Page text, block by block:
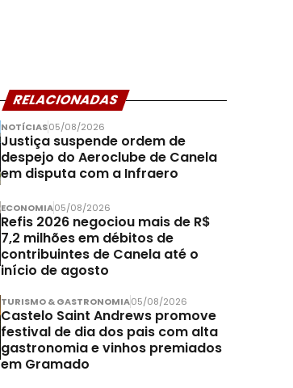
RELACIONADAS
NOTÍCIAS05/08/2026
Justiça suspende ordem de
despejo do Aeroclube de Canela
em disputa com a Infraero
ECONOMIA05/08/2026
Refis 2026 negociou mais de R$
7,2 milhões em débitos de
contribuintes de Canela até o
início de agosto
TURISMO & GASTRONOMIA05/08/2026
Castelo Saint Andrews promove
festival de dia dos pais com alta
gastronomia e vinhos premiados
em Gramado